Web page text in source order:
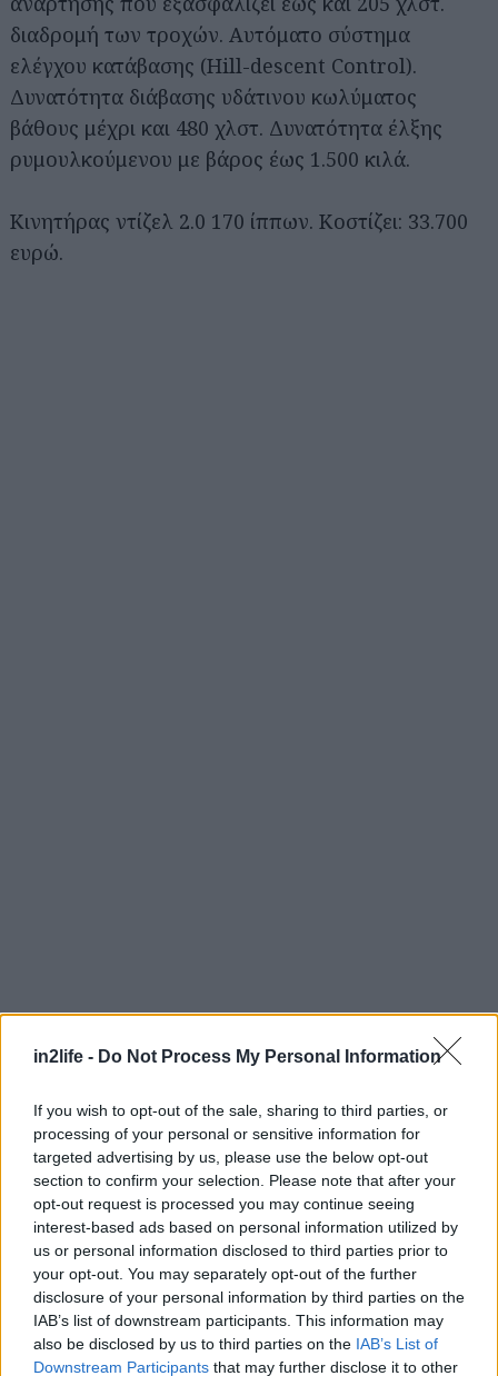
in2life - Do Not Process My Personal Information
If you wish to opt-out of the sale, sharing to third parties, or
processing of your personal or sensitive information for
targeted advertising by us, please use the below opt-out
section to confirm your selection. Please note that after your
opt-out request is processed you may continue seeing
interest-based ads based on personal information utilized by
us or personal information disclosed to third parties prior to
your opt-out. You may separately opt-out of the further
disclosure of your personal information by third parties on the
IAB’s list of downstream participants. This information may
also be disclosed by us to third parties on the IAB’s List of
Downstream Participants that may further disclose it to other
διαδρομή των τροχών. Αυτόματο σύστημα
ελέγχου κατάβασης (Hill-descent Control).
Δυνατότητα διάβασης υδάτινου κωλύματος
βάθους μέχρι και 480 χλστ. Δυνατότητα έλξης
ρυμουλκούμενου με βάρος έως 1.500 κιλά.
Κινητήρας ντίζελ 2.0 170 ίππων. Κοστίζει: 33.700
ευρώ.
Διαβάστε επίσης
για...